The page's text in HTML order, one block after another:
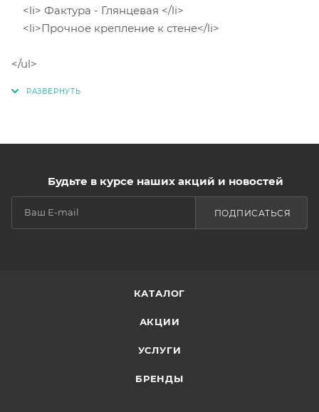
<li> Фактура - Глянцевая </li>
<li>Прочное крепление к стене</li>
</ul>
Будьте в курсе наших акций и новостей
ПОДПИСАТЬСЯ
КАТАЛОГ
АКЦИИ
УСЛУГИ
БРЕНДЫ